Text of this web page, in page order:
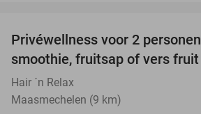
Privéwellness voor 2
smoothie, fruitsap of vers fruit
Hair ´n Relax
Maasmechelen (9 km)